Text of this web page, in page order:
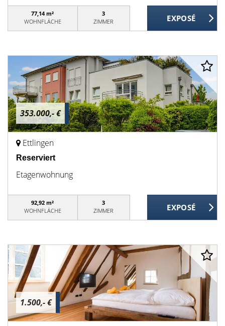
77,14 m²
WOHNFLÄCHE
3
ZIMMER
353.000,- €
Ettlingen
Reserviert
Etagenwohnung
92,92 m²
WOHNFLÄCHE
3
ZIMMER
1.500,- €